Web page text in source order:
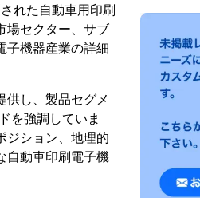
れた自動車用印刷
場セクター、サブ
子機器産業の詳細
し、製品セグメ
を強調していま
ジション、地理的
自動車印刷電子機